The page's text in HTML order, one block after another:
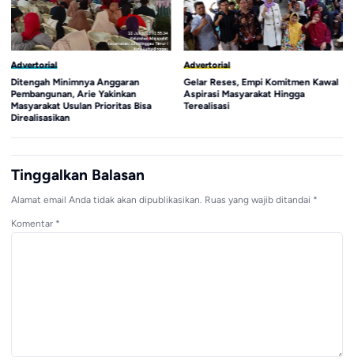
Advertorial
Ditengah Minimnya Anggaran
Pembangunan, Arie Yakinkan
Masyarakat Usulan Prioritas Bisa
Direalisasikan
Advertorial
Gelar Reses, Empi Komitmen Kawal
Aspirasi Masyarakat Hingga
Terealisasi
Tinggalkan Balasan
Alamat email Anda tidak akan dipublikasikan. Ruas yang wajib ditandai *
Komentar *